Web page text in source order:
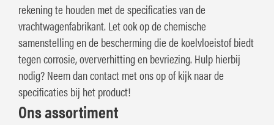
rekening te houden met de specificaties van de
vrachtwagenfabrikant. Let ook op de chemische
samenstelling en de bescherming die de koelvloeistof biedt
tegen corrosie, oververhitting en bevriezing. Hulp hierbij
nodig? Neem dan contact met ons op of kijk naar de
specificaties bij het product!
Ons assortiment